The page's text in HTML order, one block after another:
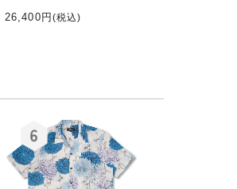
26,400円 (税込)